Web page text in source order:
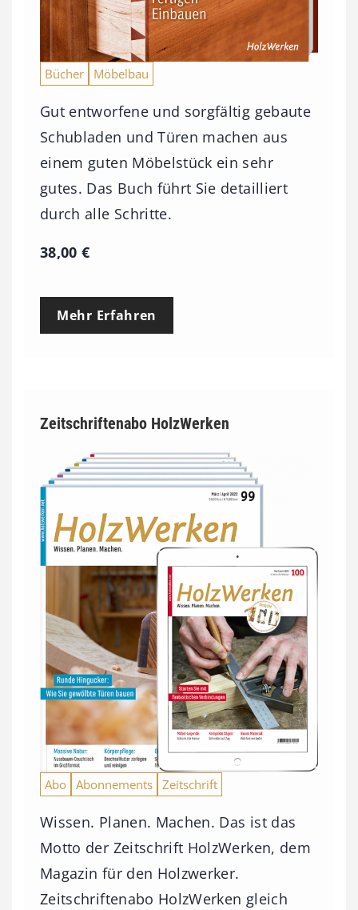
Bücher Möbelbau
Gut entworfene und sorgfältig gebaute
Schubladen und Türen machen aus
einem guten Möbelstück ein sehr
gutes. Das Buch führt Sie detailliert
durch alle Schritte.
38,00€
Mehr Erfahren
Zeitschriftenabo HolzWerken
Abo Abonnements Zeitschrift
Wissen. Planen. Machen. Das ist das
Motto der Zeitschrift HolzWerken, dem
Magazin für den Holzwerker.
Zeitschriftenabo HolzWerken gleich